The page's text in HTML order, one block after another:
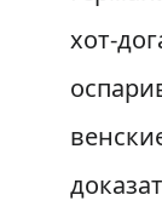
хот-